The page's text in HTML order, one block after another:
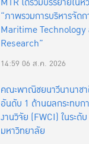
“ภาพรวมการบริหารจัดก
Maritime Technology
Research”
14:59 06 ส.ค. 2026
คณะพาณิชยนาวีนานาช
อันดับ 1 ด้านผลกระทบก
งานวิจัย (FWCI) ในระดับ
มหาวิทยาลัย